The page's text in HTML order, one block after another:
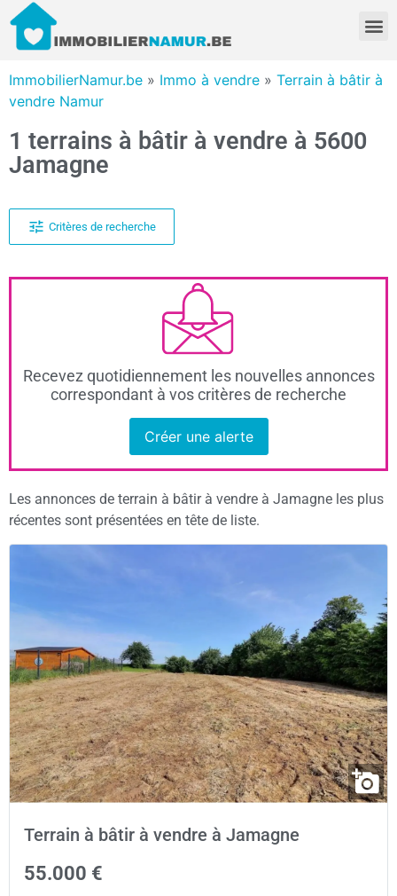
ImmobilierNamur.be » Immo à vendre » Terrain à bâtir à
vendre Namur
1 terrains à bâtir à vendre à 5600
Jamagne
Critères de recherche
Recevez quotidiennement les nouvelles annonces
correspondant à vos critères de recherche
Créer une alerte
Les annonces de terrain à bâtir à vendre à Jamagne les plus
récentes sont présentées en tête de liste.
Terrain à bâtir à vendre à Jamagne
55.000 €